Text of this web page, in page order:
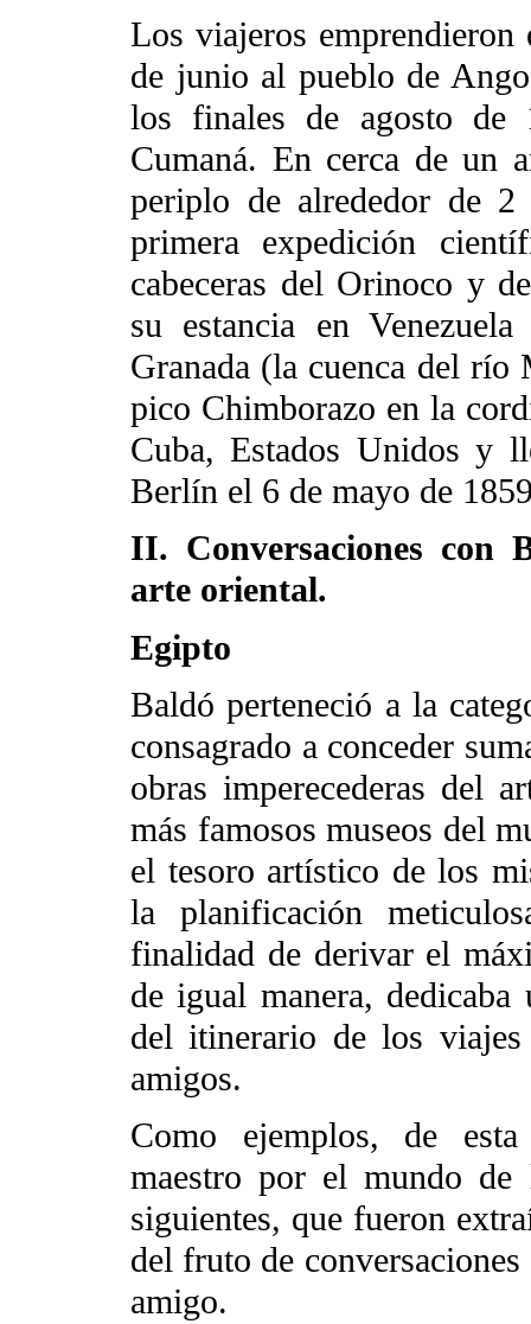
Los viajeros
de junio al pueblo de
los finales de agosto de
Cumaná. En cerca de un
periplo de alrededor de
primera expedición
cabeceras del Orinoco y
su estancia en
Granada (la cuenca del río
pico Chimborazo en la
Cuba, Estados Unidos y
Berlín el 6 de mayo de
II. Conversaciones con
arte oriental.
Egipto
Baldó perteneció a la
consagrado a conceder
obras imperecederas del
más famosos museos del
el tesoro artístico de los
la planificación
finalidad de derivar el
de igual manera,
del itinerario de los
amigos.
Como ejemplos, de
maestro por el mundo
siguientes, que fueron
del fruto de
amigo.